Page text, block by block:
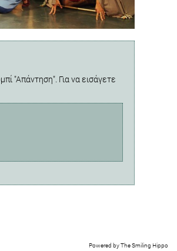
"Απάντηση". Για να εισάγετε
Powered byThe Smiling Hippo